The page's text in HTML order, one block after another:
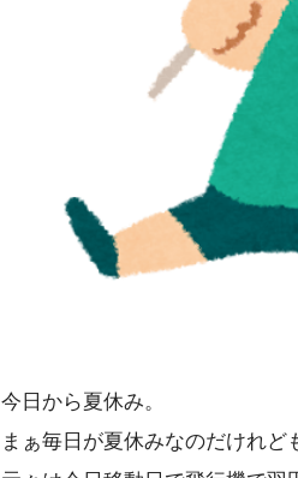
今日から夏休み。
まぁ毎日が夏休みなのだけれど